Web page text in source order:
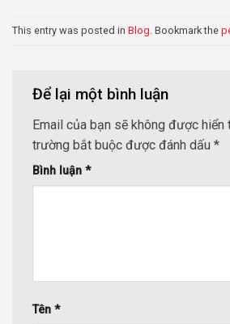
This entry was posted in Blog . Bookmark the
Để lại một bình luận
Email của bạn sẽ không được hiển
trường bắt buộc được đánh dấu *
Bình luận *
Tên *